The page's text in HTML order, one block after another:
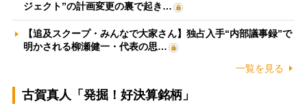
ジェクト”の計画変更の裏で起き…
【追及スクープ・みんなで大家さん】独占入手“内部議事録”で
明かされる柳瀬健一・代表の思…
一覧を見る
古賀真人「発掘！好決算銘柄」